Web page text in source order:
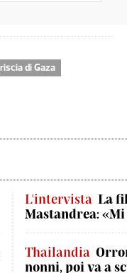
di Gaza
L'intervista La
Mastandrea:
Thailandia
nonni, poi va a